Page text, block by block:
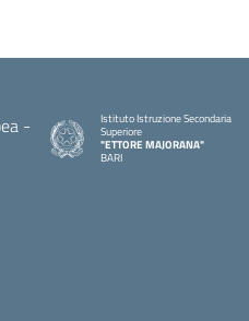
Istituto Istruzione Secondaria
Superiore
"ETTORE MAJORANA"
BARI